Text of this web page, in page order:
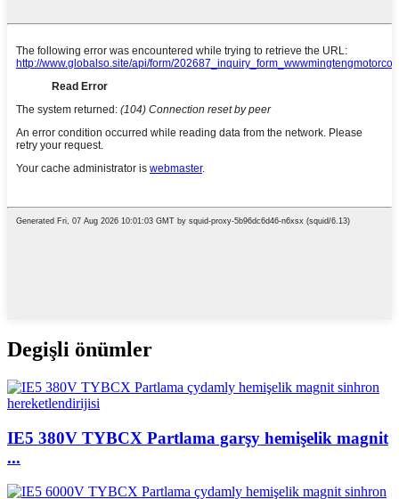
Degişli önümler
IE5 380V TYBCX Partlama garşy hemişelik magnit
...